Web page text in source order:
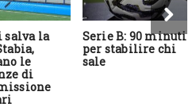
salva la
le
di
Serie B: 90 minuti
per stabilire chi
sale